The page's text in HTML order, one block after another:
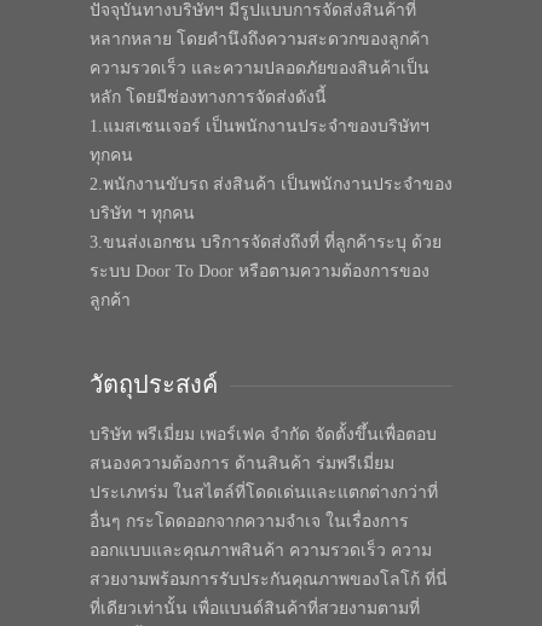
ปัจจุบันทางบริษัทฯ มีรูปแบบการจัดส่งสินค้าที่
หลากหลาย โดยคำนึงถึงความสะดวกของลูกค้า
ความรวดเร็ว และความปลอดภัยของสินค้าเป็น
หลัก โดยมีช่องทางการจัดส่งดังนี้
1.แมสเซนเจอร์ เป็นพนักงานประจำของบริษัทฯ
ทุกคน
2.พนักงานขับรถ ส่งสินค้า เป็นพนักงานประจำของ
บริษัท ฯ ทุกคน
3.ขนส่งเอกชน บริการจัดส่งถึงที่ ที่ลูกค้าระบุ ด้วย
ระบบ Door To Door หรือตามความต้องการของ
ลูกค้า
วัตถุประสงค์
บริษัท พรีเมี่ยม เพอร์เฟค จำกัด จัดตั้งขึ้นเพื่อตอบ
สนองความต้องการ ด้านสินค้า ร่มพรีเมี่ยม
ประเภทร่ม ในสไตล์ที่โดดเด่นและแตกต่างกว่าที่
อื่นๆ กระโดดออกจากความจำเจ ในเรื่องการ
ออกแบบและคุณภาพสินค้า ความรวดเร็ว ความ
สวยงามพร้อมการรับประกันคุณภาพของโลโก้ ที่นี่
ที่เดียวเท่านั้น เพื่อแบนด์สินค้าที่สวยงามตามที่